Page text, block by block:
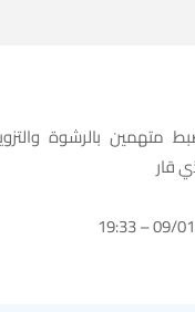
متهمين بالرشوة
قار